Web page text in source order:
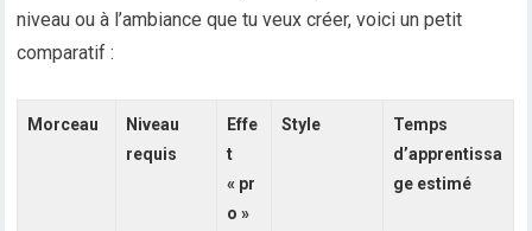
niveau ou à l’ambiance que tu veux créer, voici un petit
comparatif :
Morceau
Niveau
requis
Effe
t
« pr
o »
Style
Temps
d’apprentissa
ge estimé